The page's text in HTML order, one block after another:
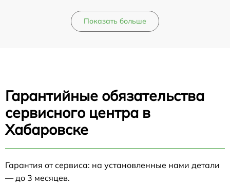
Показать больше
Гарантийные обязательства
сервисного центра в
Хабаровске
Гарантия от сервиса: на установленные нами детали
— до 3 месяцев.